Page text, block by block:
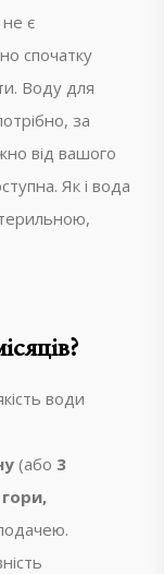
не є
спочатку
Воду для
за
від вашого
Як і вода
води
(або 3